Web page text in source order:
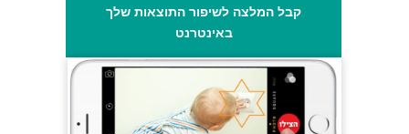
קבל המלצה לשיפור התוצאות שלך
באינטרנט